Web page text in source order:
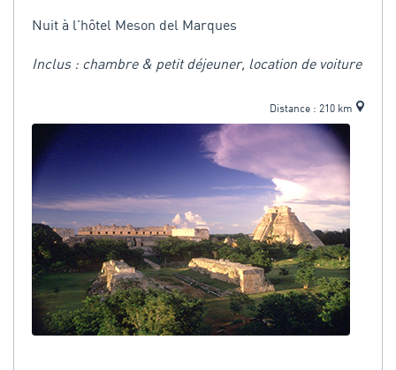
Nuit à l'hôtel Meson del Marques
Inclus : chambre & petit déjeuner, location de voiture
Distance : 210 km